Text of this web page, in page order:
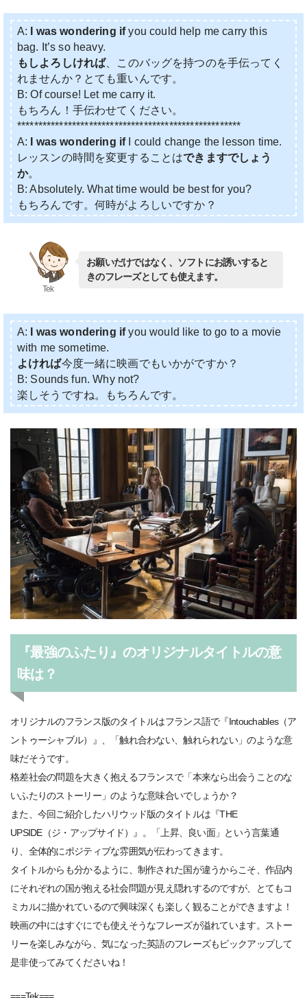
A: I was wondering ifyou could help me carry this
bag. It’s so heavy.
もしよろしければ、このバッグを持つのを手伝ってく
れませんか？とても重いんです。
B: Of course! Let me carry it.
もちろん！手伝わせてください。
*****************************************************
A:
I was wondering ifI could change the lesson time.
レッスンの時間を変更することはできますでしょう
か。
B: Absolutely. What time would be best for you?
もちろんです。何時がよろしいですか？
Tek
お願いだけではなく、ソフトにお誘いすると
きのフレーズとしても使えます。
A: I was wondering ifyou would like to go to a movie
with me sometime.
よければ今度一緒に映画でもいかがですか？
B: Sounds fun. Why not?
楽しそうですね。もちろんです。
『最強のふたり』のオリジナルタイトルの意
味は？
オリジナルのフランス版のタイトルはフランス語で『Intouchables（ア
ントゥーシャブル）』、「触れ合わない、触れられない」のような意
味だそうです。
格差社会の問題を大きく抱えるフランスで「本来なら出会うことのな
いふたりのストーリー」のような意味合いでしょうか？
また、今回ご紹介したハリウッド版のタイトルは『THE
UPSIDE（ジ・アップサイド）』。「上昇、良い面」という言葉通
り、全体的にポジティブな雰囲気が伝わってきます。
タイトルからも分かるように、制作された国が違うからこそ、作品内
にそれぞれの国が抱える社会問題が見え隠れするのですが、とてもコ
ミカルに描かれているので興味深くも楽しく観ることができますよ！
映画の中にはすぐにでも使えそうなフレーズが溢れています。ストー
リーを楽しみながら、気になった英語のフレーズもピックアップして
是非使ってみてくださいね！
===Tek===